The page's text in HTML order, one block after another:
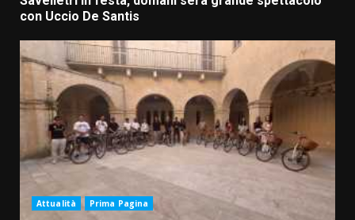
con Uccio De Santis
Attualità Prima Pagina